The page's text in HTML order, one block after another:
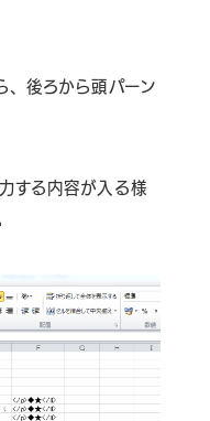
、後ろから頭パーン
する内容が入る様